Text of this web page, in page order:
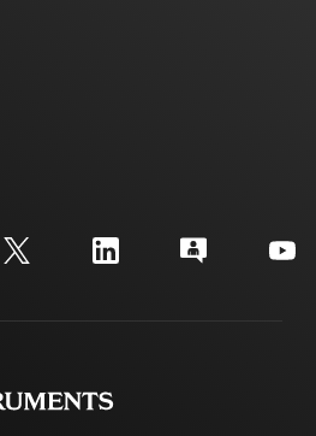
de TI E2E™
cruzadas
la cuenta myTI
pedidos